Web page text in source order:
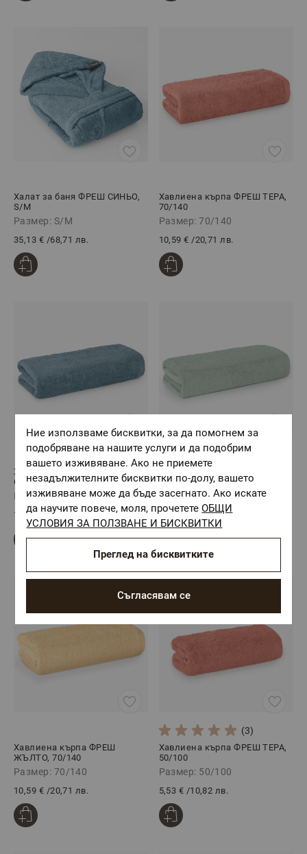
Халат за баня ФРЕШ СИНЬО,
S/M
Размер: S/M
35,13 € /68,71 лв.
Хавлиена кърпа ФРЕШ ТЕРА,
70/140
Размер: 70/140
10,59 € /20,71 лв.
Хавлиена кърпа ФРЕШ
СИНЬО, 70/140
Размер: 70/140
10,59 € /20,71 лв.
(1)
Хавлиена кърпа ФРЕШ
ЗЕЛЕНО, 70/140
Размер: 70/140
10,59 € /20,71 лв.
Хавлиена кърпа ФРЕШ
ЖЪЛТО, 70/140
Размер: 70/140
10,59 € /20,71 лв.
(3)
Хавлиена кърпа ФРЕШ ТЕРА,
50/100
Размер: 50/100
5,53 € /10,82 лв.
Ние използваме бисквитки, за да помогнем за
подобряване на нашите услуги и да подобрим
вашето изживяване. Ако не приемете
незадължителните бисквитки по-долу, вашето
изживяване може да бъде засегнато. Ако искате
да научите повече, моля, прочететеОБЩИ
УСЛОВИЯ ЗА ПОЛЗВАНЕ И БИСКВИТКИ
Съгласявам се
Преглед на бисквитките